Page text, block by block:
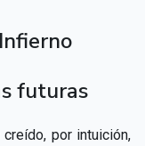
futuras
por intuición,